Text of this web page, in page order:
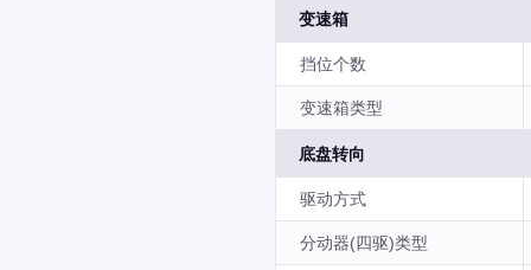
变速箱
挡位个数
变速箱类型
底盘转向
驱动方式
分动器(四驱)类型